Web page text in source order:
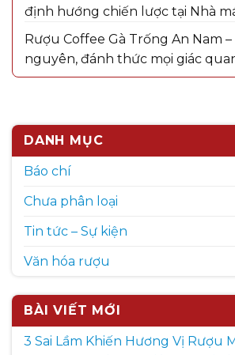
định hướng chiến lược tại Nhà
Rượu Coffee Gà Trống An Nam
nguyên, đánh thức mọi giác
DANH MỤC
Báo chí
Chưa phân loại
Tin tức – Sự kiện
Văn hóa rượu
BÀI VIẾT MỚI
3 Sai Lầm Khiến Hương Vị Rượu